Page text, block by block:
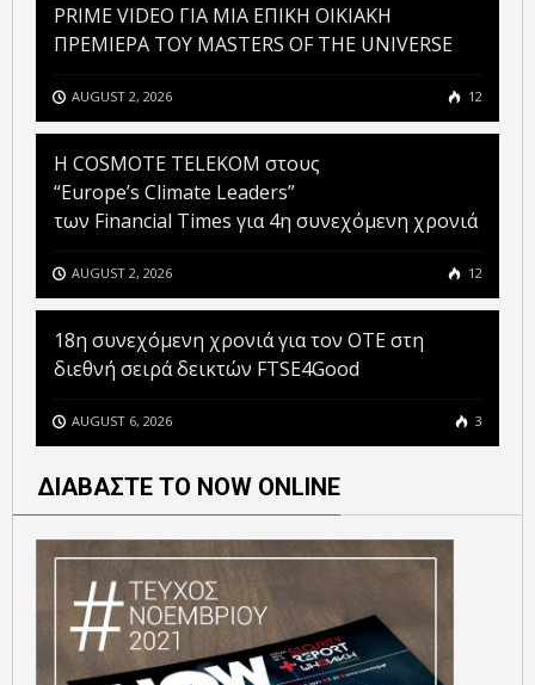
PRIME VIDEO ΓΙΑ ΜΙΑ ΕΠΙΚΗ ΟΙΚΙΑΚΗ
ΠΡΕΜΙΕΡΑ ΤΟΥ MASTERS OF THE UNIVERSE
AUGUST 2, 2026 12
Η COSMOTE TELEKOM στους
“Europe’s Climate Leaders”
των Financial Times για 4η συνεχόμενη χρονιά
AUGUST 2, 2026 12
18η συνεχόμενη χρονιά για τον ΟΤΕ στη
διεθνή σειρά δεικτών FTSE4Good
AUGUST 6, 2026 3
ΔΙΑΒΑΣΤΕ ΤΟ NOW ONLINE